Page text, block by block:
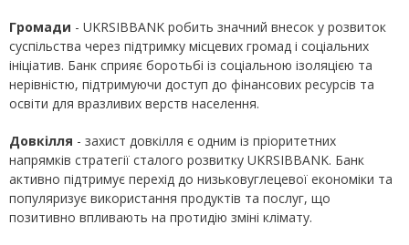
Громади - UKRSIBBANK робить значний внесок у розвиток
суспільства через підтримку місцевих громад і соціальних
ініціатив. Банк сприяє боротьбі із соціальною ізоляцією та
нерівністю, підтримуючи доступ до фінансових ресурсів та
освіти для вразливих верств населення.
Довкілля - захист довкілля є одним із пріоритетних
напрямків стратегії сталого розвитку UKRSIBBANK. Банк
активно підтримує перехід до низьковуглецевої економіки та
популяризує використання продуктів та послуг, що
позитивно впливають на протидію зміні клімату.